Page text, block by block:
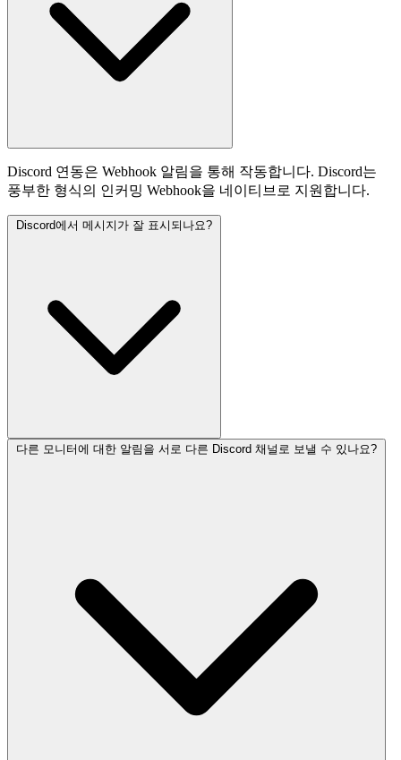
Discord 연동은 Webhook 알림을 통해 작동합니다. Discord는
풍부한 형식의 인커밍 Webhook을 네이티브로 지원합니다.
Discord에서 메시지가 잘 표시되나요?
다른 모니터에 대한 알림을 서로 다른 Discord 채널로 보낼 수 있나요?